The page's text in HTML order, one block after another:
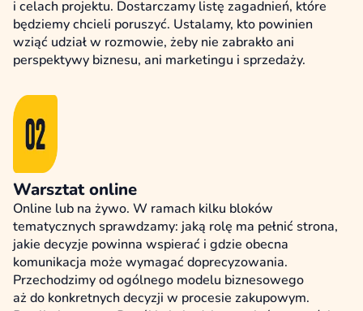
i celach projektu. Dostarczamy listę zagadnień, które
będziemy chcieli poruszyć. Ustalamy, kto powinien
wziąć udział w rozmowie, żeby nie zabrakło ani
perspektywy biznesu, ani marketingu i sprzedaży.
Warsztat online
Online lub na żywo. W ramach kilku bloków
tematycznych sprawdzamy: jaką rolę ma pełnić strona,
jakie decyzje powinna wspierać i gdzie obecna
komunikacja może wymagać doprecyzowania.
Przechodzimy od ogólnego modelu biznesowego
aż do konkretnych decyzji w procesie zakupowym.